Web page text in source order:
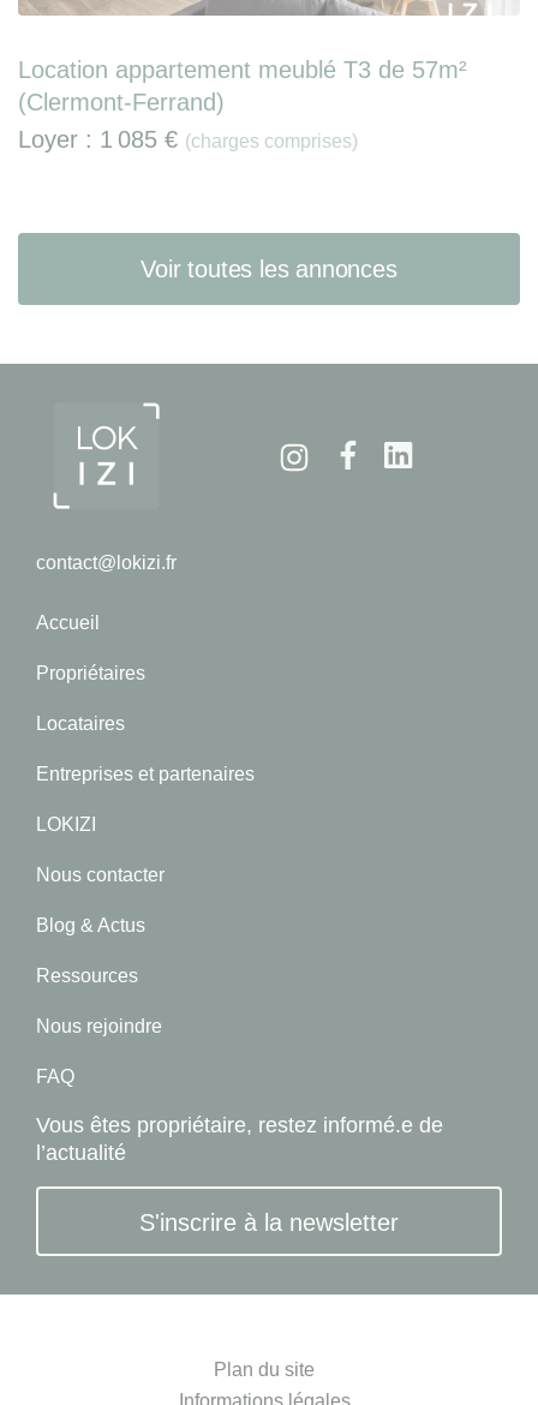
Location appartement meublé T3 de 57m²
(Clermont-Ferrand)
Loyer : 1 085 € (charges comprises)
Voir toutes les annonces
contact@lokizi.fr
InstagramFacebook
Accueil
Propriétaires
Locataires
Entreprises et partenaires
LOKIZI
Nous contacter
Blog & Actus
Ressources
Nous rejoindre
FAQ
Vous êtes propriétaire, restez informé.e de
l’actualité
S'inscrire à la newsletter
Plan du site
Informations légales